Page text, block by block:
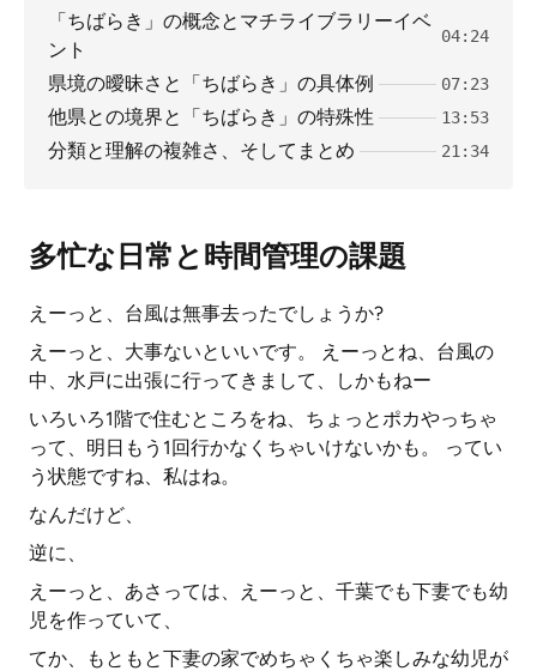
「ちばらき」の概念とマチライブラリーイベ
ント
04:24
県境の曖昧さと「ちばらき」の具体例 07:23
他県との境界と「ちばらき」の特殊性 13:53
分類と理解の複雑さ、そしてまとめ 21:34
多忙な日常と時間管理の課題
えーっと、台風は無事去ったでしょうか?
えーっと、大事ないといいです。 えーっとね、台風の
中、水戸に出張に行ってきまして、しかもねー
いろいろ1階で住むところをね、ちょっとポカやっちゃ
って、明日もう1回行かなくちゃいけないかも。 ってい
う状態ですね、私はね。
なんだけど、
逆に、
えーっと、あさっては、えーっと、千葉でも下妻でも幼
児を作っていて、
てか、もともと下妻の家でめちゃくちゃ楽しみな幼児が